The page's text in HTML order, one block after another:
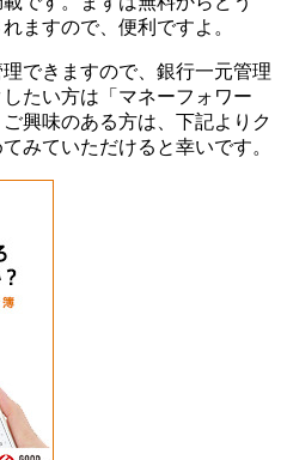
ますので、便利ですよ。
できますので、銀行一元管理
たい方は「マネーフォワー
興味のある方は、下記よりク
みていただけると幸いです。